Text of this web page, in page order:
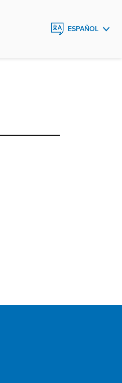
ESPAÑOL